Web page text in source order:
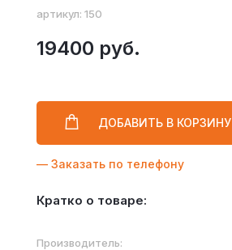
артикул: 150
19400 руб.
ДОБАВИТЬ В КОРЗИНУ
— Заказать по телефону
Кратко о товаре:
Производитель: